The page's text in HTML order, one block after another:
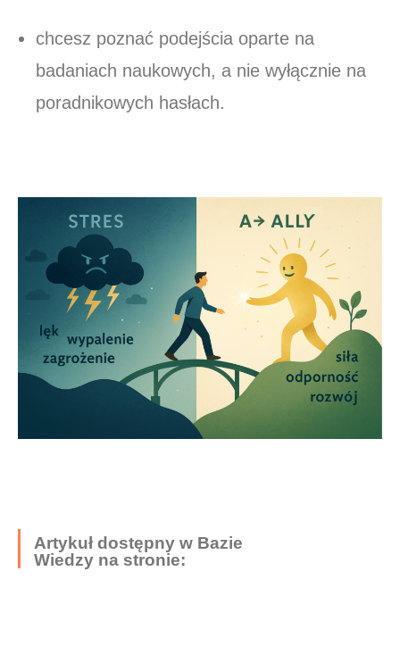
chcesz poznać podejścia oparte na
badaniach naukowych, a nie wyłącznie na
poradnikowych hasłach.
Artykuł dostępny w Bazie
Wiedzy na stronie: